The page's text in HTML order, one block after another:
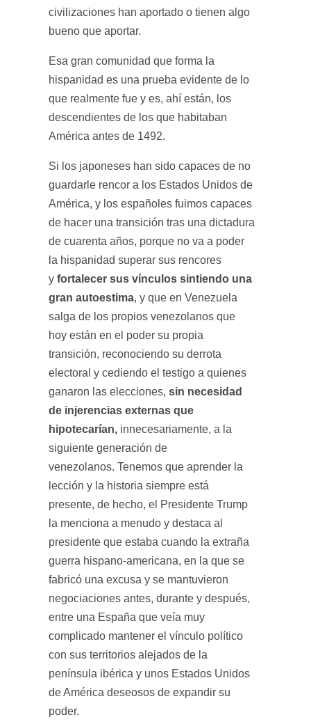
civilizaciones han aportado o tienen algo
bueno que aportar.
Esa gran comunidad que forma la
hispanidad es una prueba evidente de lo
que realmente fue y es, ahí están, los
descendientes de los que habitaban
América antes de 1492.
Si los japoneses han sido capaces de no
guardarle rencor a los Estados Unidos de
América, y los españoles fuimos capaces
de hacer una transición tras una dictadura
de cuarenta años, porque no va a poder
la hispanidad superar sus rencores
y fortalecer sus vínculos sintiendo una
gran autoestima, y que en Venezuela
salga de los propios venezolanos que
hoy están en el poder su propia
transición, reconociendo su derrota
electoral y cediendo el testigo a quienes
ganaron las elecciones, sin necesidad
de injerencias externas que
hipotecarían, innecesariamente, a la
siguiente generación de
venezolanos. Tenemos que aprender la
lección y la historia siempre está
presente, de hecho, el Presidente Trump
la menciona a menudo y destaca al
presidente que estaba cuando la extraña
guerra hispano-americana, en la que se
fabricó una excusa y se mantuvieron
negociaciones antes, durante y después,
entre una España que veía muy
complicado mantener el vínculo político
con sus territorios alejados de la
península ibérica y unos Estados Unidos
de América deseosos de expandir su
poder.